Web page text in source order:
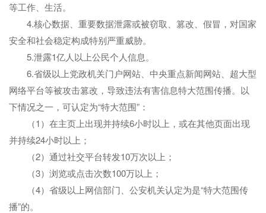
等工作、生活。
4.核心数据、重要数据泄露或被窃取、篡改、假冒，对国家
安全和社会稳定构成特别严重威胁。
5.泄露1亿人以上公民个人信息。
6.省级以上党政机关门户网站、中央重点新闻网站、超大型
网络平台等被攻击篡改，导致违法有害信息特大范围传播。以
下情况之一，可认定为“特大范围”：
（1）在主页上出现并持续6小时以上，或在其他页面出现
并持续24小时以上；
（2）通过社交平台转发10万次以上；
（3）浏览或点击次数100万以上；
（4）省级以上网信部门、公安机关认定为是“特大范围传
播”的。